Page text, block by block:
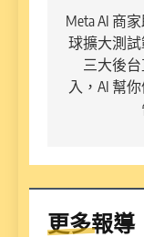
章
導
覽
Meta AI 商
球擴大測試
三大後
入，AI 幫
更多報導